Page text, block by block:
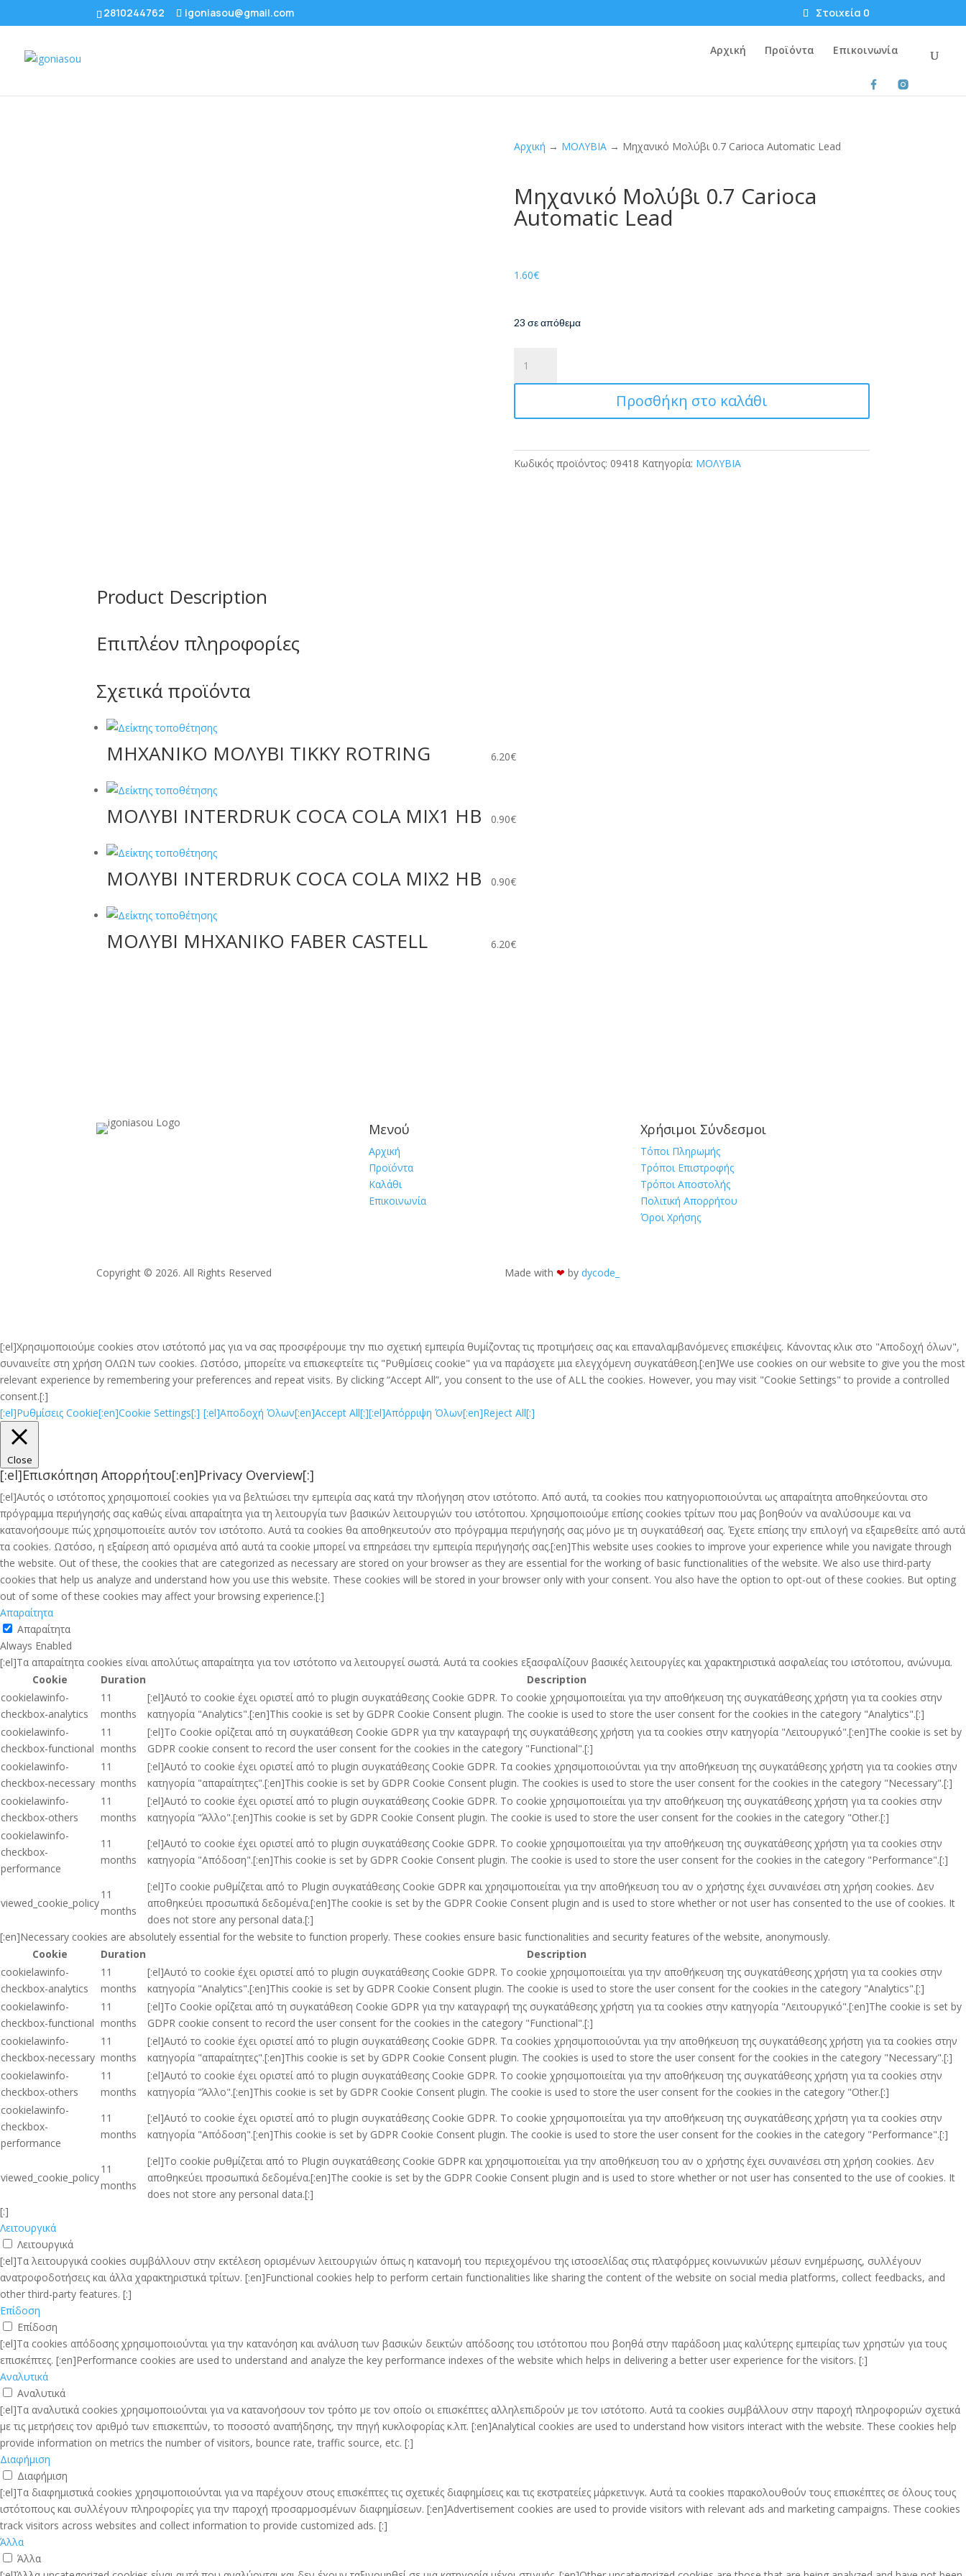
2810244762 igoniasou@gmail.com Στοιχεία 0
Αρχική Προϊόντα Επικοινωνία
Αρχική → ΜΟΛΥΒΙΑ→ Μηχανικό Μολύβι 0.7 Carioca Automatic Lead
Μηχανικό Μολύβι 0.7 Carioca
Automatic Lead
1.60€
23 σε απόθεμα
Μολύβι
0.7
Automatic
ποσότητα
Προσθήκη στο καλάθι
Κωδικός προϊόντος: 09418 Κατηγορία: ΜΟΛΥΒΙΑ
Product Description
Επιπλέον πληροφορίες
Σχετικά προϊόντα
ΜΗΧΑΝΙΚΟ ΜΟΛΥΒΙ TIKKY ROTRING 6.20€
ΜΟΛΥΒΙ INTERDRUK COCA COLA MIX1 HB 0.90€
ΜΟΛΥΒΙ INTERDRUK COCA COLA MIX2 HB 0.90€
ΜΟΛΥΒΙ ΜΗΧΑΝΙΚΟ FABER CASTELL 6.20€
Μενού
Αρχική
Προϊόντα
Καλάθι
Επικοινωνία
Χρήσιμοι Σύνδεσμοι
Τόποι Πληρωμής
Τρόποι Επιστροφής
Τρόποι Αποστολής
Πολιτική Απορρήτου
Όροι Χρήσης
Copyright © 2026. All Rights Reserved Made with ❤︎ by dycode_
[:el]Χρησιμοποιούμε cookies στον ιστότοπό μας για να σας προσφέρουμε την πιο σχετική εμπειρία θυμίζοντας τις προτιμήσεις σας και επαναλαμβανόμενες επισκέψεις. Κάνοντας κλικ στο "Αποδοχή όλων",
συναινείτε στη χρήση ΟΛΩΝ των cookies. Ωστόσο, μπορείτε να επισκεφτείτε τις "Ρυθμίσεις cookie" για να παράσχετε μια ελεγχόμενη συγκατάθεση.[:en]We use cookies on our website to give you the most
relevant experience by remembering your preferences and repeat visits. By clicking “Accept All”, you consent to the use of ALL the cookies. However, you may visit "Cookie Settings" to provide a controlled
consent.[:]
[:el]Ρυθμίσεις Cookie[:en]Cookie Settings[:] [:el]Αποδοχή Όλων[:en]Accept All[:][:el]Απόρριψη Όλων[:en]Reject All[:]
Close
[:el]Επισκόπηση Απορρήτου[:en]Privacy Overview[:]
[:el]Αυτός ο ιστότοπος χρησιμοποιεί cookies για να βελτιώσει την εμπειρία σας κατά την πλοήγηση στον ιστότοπο. Από αυτά, τα cookies που κατηγοριοποιούνται ως απαραίτητα αποθηκεύονται στο
πρόγραμμα περιήγησής σας καθώς είναι απαραίτητα για τη λειτουργία των βασικών λειτουργιών του ιστότοπου. Χρησιμοποιούμε επίσης cookies τρίτων που μας βοηθούν να αναλύσουμε και να
κατανοήσουμε πώς χρησιμοποιείτε αυτόν τον ιστότοπο. Αυτά τα cookies θα αποθηκευτούν στο πρόγραμμα περιήγησής σας μόνο με τη συγκατάθεσή σας. Έχετε επίσης την επιλογή να εξαιρεθείτε από αυτά
τα cookies. Ωστόσο, η εξαίρεση από ορισμένα από αυτά τα cookie μπορεί να επηρεάσει την εμπειρία περιήγησής σας.[:en]This website uses cookies to improve your experience while you navigate through
the website. Out of these, the cookies that are categorized as necessary are stored on your browser as they are essential for the working of basic functionalities of the website. We also use third-party
cookies that help us analyze and understand how you use this website. These cookies will be stored in your browser only with your consent. You also have the option to opt-out of these cookies. But opting
out of some of these cookies may affect your browsing experience.[:]
Απαραίτητα
Απαραίτητα
Always Enabled
[:el]Τα απαραίτητα cookies είναι απολύτως απαραίτητα για τον ιστότοπο να λειτουργεί σωστά. Αυτά τα cookies εξασφαλίζουν βασικές λειτουργίες και χαρακτηριστικά ασφαλείας του ιστότοπου, ανώνυμα.
Cookie
Duration
Description
cookielawinfo-
checkbox-analytics
11
months
[:el]Αυτό το cookie έχει οριστεί από το plugin συγκατάθεσης Cookie GDPR. Το cookie χρησιμοποιείται για την αποθήκευση της συγκατάθεσης χρήστη για τα cookies στην
κατηγορία "Analytics".[:en]This cookie is set by GDPR Cookie Consent plugin. The cookie is used to store the user consent for the cookies in the category "Analytics".[:]
cookielawinfo-
checkbox-functional
11
months
[:el]Το Cookie ορίζεται από τη συγκατάθεση Cookie GDPR για την καταγραφή της συγκατάθεσης χρήστη για τα cookies στην κατηγορία "Λειτουργικό".[:en]The cookie is set by
GDPR cookie consent to record the user consent for the cookies in the category "Functional".[:]
cookielawinfo-
checkbox-necessary
11
months
[:el]Αυτό το cookie έχει οριστεί από το plugin συγκατάθεσης Cookie GDPR. Τα cookies χρησιμοποιούνται για την αποθήκευση της συγκατάθεσης χρήστη για τα cookies στην
κατηγορία "απαραίτητες".[:en]This cookie is set by GDPR Cookie Consent plugin. The cookies is used to store the user consent for the cookies in the category "Necessary".[:]
cookielawinfo-
checkbox-others
11
months
[:el]Αυτό το cookie έχει οριστεί από το plugin συγκατάθεσης Cookie GDPR. Το cookie χρησιμοποιείται για την αποθήκευση της συγκατάθεσης χρήστη για τα cookies στην
κατηγορία "Άλλο".[:en]This cookie is set by GDPR Cookie Consent plugin. The cookie is used to store the user consent for the cookies in the category "Other.[:]
cookielawinfo-
checkbox-
performance
11
months
[:el]Αυτό το cookie έχει οριστεί από το plugin συγκατάθεσης Cookie GDPR. Το cookie χρησιμοποιείται για την αποθήκευση της συγκατάθεσης χρήστη για τα cookies στην
κατηγορία "Απόδοση".[:en]This cookie is set by GDPR Cookie Consent plugin. The cookie is used to store the user consent for the cookies in the category "Performance".[:]
viewed_cookie_policy
11
months
[:el]Το cookie ρυθμίζεται από το Plugin συγκατάθεσης Cookie GDPR και χρησιμοποιείται για την αποθήκευση του αν ο χρήστης έχει συναινέσει στη χρήση cookies. Δεν
αποθηκεύει προσωπικά δεδομένα.[:en]The cookie is set by the GDPR Cookie Consent plugin and is used to store whether or not user has consented to the use of cookies. It
does not store any personal data.[:]
[:en]Necessary cookies are absolutely essential for the website to function properly. These cookies ensure basic functionalities and security features of the website, anonymously.
Cookie
Duration
Description
cookielawinfo-
checkbox-analytics
11
months
[:el]Αυτό το cookie έχει οριστεί από το plugin συγκατάθεσης Cookie GDPR. Το cookie χρησιμοποιείται για την αποθήκευση της συγκατάθεσης χρήστη για τα cookies στην
κατηγορία "Analytics".[:en]This cookie is set by GDPR Cookie Consent plugin. The cookie is used to store the user consent for the cookies in the category "Analytics".[:]
cookielawinfo-
checkbox-functional
11
months
[:el]Το Cookie ορίζεται από τη συγκατάθεση Cookie GDPR για την καταγραφή της συγκατάθεσης χρήστη για τα cookies στην κατηγορία "Λειτουργικό".[:en]The cookie is set by
GDPR cookie consent to record the user consent for the cookies in the category "Functional".[:]
cookielawinfo-
checkbox-necessary
11
months
[:el]Αυτό το cookie έχει οριστεί από το plugin συγκατάθεσης Cookie GDPR. Τα cookies χρησιμοποιούνται για την αποθήκευση της συγκατάθεσης χρήστη για τα cookies στην
κατηγορία "απαραίτητες".[:en]This cookie is set by GDPR Cookie Consent plugin. The cookies is used to store the user consent for the cookies in the category "Necessary".[:]
cookielawinfo-
checkbox-others
11
months
[:el]Αυτό το cookie έχει οριστεί από το plugin συγκατάθεσης Cookie GDPR. Το cookie χρησιμοποιείται για την αποθήκευση της συγκατάθεσης χρήστη για τα cookies στην
κατηγορία "Άλλο".[:en]This cookie is set by GDPR Cookie Consent plugin. The cookie is used to store the user consent for the cookies in the category "Other.[:]
cookielawinfo-
checkbox-
performance
11
months
[:el]Αυτό το cookie έχει οριστεί από το plugin συγκατάθεσης Cookie GDPR. Το cookie χρησιμοποιείται για την αποθήκευση της συγκατάθεσης χρήστη για τα cookies στην
κατηγορία "Απόδοση".[:en]This cookie is set by GDPR Cookie Consent plugin. The cookie is used to store the user consent for the cookies in the category "Performance".[:]
viewed_cookie_policy
11
months
[:el]Το cookie ρυθμίζεται από το Plugin συγκατάθεσης Cookie GDPR και χρησιμοποιείται για την αποθήκευση του αν ο χρήστης έχει συναινέσει στη χρήση cookies. Δεν
αποθηκεύει προσωπικά δεδομένα.[:en]The cookie is set by the GDPR Cookie Consent plugin and is used to store whether or not user has consented to the use of cookies. It
does not store any personal data.[:]
[:]
Λειτουργικά
Λειτουργικά
[:el]Τα λειτουργικά cookies συμβάλλουν στην εκτέλεση ορισμένων λειτουργιών όπως η κατανομή του περιεχομένου της ιστοσελίδας στις πλατφόρμες κοινωνικών μέσων ενημέρωσης, συλλέγουν
ανατροφοδοτήσεις και άλλα χαρακτηριστικά τρίτων. [:en]Functional cookies help to perform certain functionalities like sharing the content of the website on social media platforms, collect feedbacks, and
other third-party features. [:]
Επίδοση
Επίδοση
[:el]Τα cookies απόδοσης χρησιμοποιούνται για την κατανόηση και ανάλυση των βασικών δεικτών απόδοσης του ιστότοπου που βοηθά στην παράδοση μιας καλύτερης εμπειρίας των χρηστών για τους
επισκέπτες. [:en]Performance cookies are used to understand and analyze the key performance indexes of the website which helps in delivering a better user experience for the visitors. [:]
Αναλυτικά
Αναλυτικά
[:el]Τα αναλυτικά cookies χρησιμοποιούνται για να κατανοήσουν τον τρόπο με τον οποίο οι επισκέπτες αλληλεπιδρούν με τον ιστότοπο. Αυτά τα cookies συμβάλλουν στην παροχή πληροφοριών σχετικά
με τις μετρήσεις τον αριθμό των επισκεπτών, το ποσοστό αναπήδησης, την πηγή κυκλοφορίας κ.λπ. [:en]Analytical cookies are used to understand how visitors interact with the website. These cookies help
provide information on metrics the number of visitors, bounce rate, traffic source, etc. [:]
Διαφήμιση
Διαφήμιση
[:el]Τα διαφημιστικά cookies χρησιμοποιούνται για να παρέχουν στους επισκέπτες τις σχετικές διαφημίσεις και τις εκστρατείες μάρκετινγκ. Αυτά τα cookies παρακολουθούν τους επισκέπτες σε όλους τους
ιστότοπους και συλλέγουν πληροφορίες για την παροχή προσαρμοσμένων διαφημίσεων. [:en]Advertisement cookies are used to provide visitors with relevant ads and marketing campaigns. These cookies
track visitors across websites and collect information to provide customized ads. [:]
Άλλα
Άλλα